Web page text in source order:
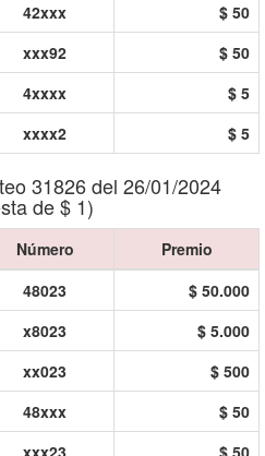
42xxx
$ 50
xxx92
$ 50
4xxxx
$ 5
xxxx2 $ 5
31826 del 26/01/2024
de $ 1)
Número
Premio
48023
$ 50.000
x8023
$ 5.000
xx023
$ 500
48xxx
$ 50